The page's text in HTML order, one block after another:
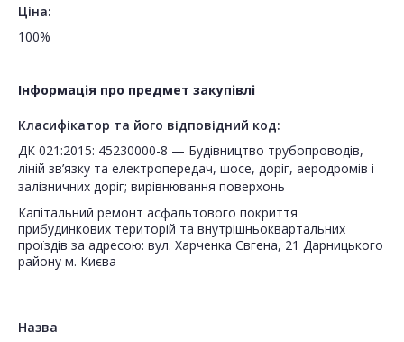
Ціна:
100%
Інформація про предмет закупівлі
Класифікатор та його відповідний код:
ДК 021:2015: 45230000-8 — Будівництво трубопроводів,
ліній зв’язку та електропередач, шосе, доріг, аеродромів і
залізничних доріг; вирівнювання поверхонь
Капітальний ремонт асфальтового покриття
прибудинкових територій та внутрішньоквартальних
проїздів за адресою: вул. Харченка Євгена, 21 Дарницького
району м. Києва
Назва